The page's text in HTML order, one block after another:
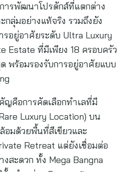
ารพัฒนาโปรดักส์ที่แตกต่าง
กลุ่มอย่างแท้จริง รวมถึงยัง
รอยู่อาศัยระดับ Ultra Luxury
Estate ที่มีเพียง 18 ครอบครัว
พร้อมรองรับการอยู่อาศัยแบบ
ญคือการคัดเลือกทำเลที่มี
Luxury Location) บน
อมด้วยพื้นที่สีเขียวและ
Retreat แต่ยังเชื่อมต่อ
สะดวก ทั้ง Mega Bangna